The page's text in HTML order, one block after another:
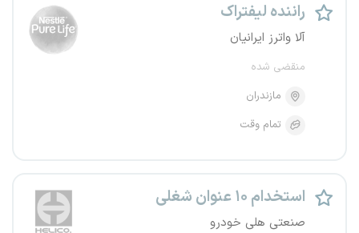
راننده لیفتراک
آلا واترز ایرانیان
منقضی شده
مازندران
تمام وقت
استخدام ۱۰ عنوان شغلی
صنعتی هلی خودرو